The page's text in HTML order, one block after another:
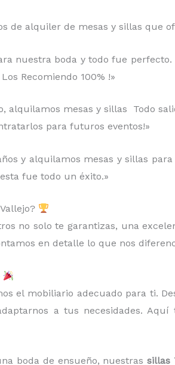
de alquiler de mesas y sillas que
nuestra boda y todo fue
Recomiendo 100% !»
alquilamos mesas y sillas Todo
para futuros eventos!»
y alquilamos mesas y sillas
fue todo un éxito.»
no solo te garantizas, una
en detalle lo que nos
el mobiliario adecuado para ti.
a tus necesidades.
boda de ensueño, nuestrassillas